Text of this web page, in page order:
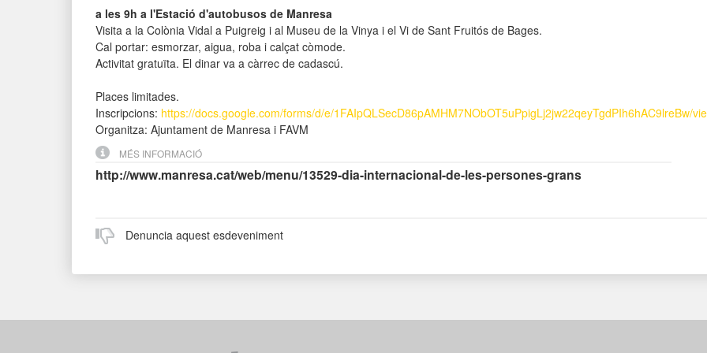
a les 9h a l'Estació d'autobusos de Manresa
Visita a la Colònia Vidal a Puigreig i al Museu de la Vinya i el Vi de Sant Fruitós de Bages.
Cal portar: esmorzar, aigua, roba i calçat còmode.
Activitat gratuïta. El dinar va a càrrec de cadascú.
Places limitades.
Inscripcions: https://docs.google.com/forms/d/e/1FAIpQLSecD86pAMHM7NObOT5uPpigLj2jw22qeyTgdPIh6hAC9lreBw/
Organitza: Ajuntament de Manresa i FAVM
MÉS INFORMACIÓ
http://www.manresa.cat/web/menu/13529-dia-internacional-de-les-persones-grans
Denuncia aquest esdeveniment